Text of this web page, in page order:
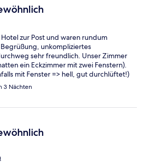
zur Post und waren rundum
unkompliziertes
sehr freundlich. Unser Zimmer
ein Eckzimmer mit zwei Fenstern).
mit Fenster => hell, gut durchlüftet!)
Die Betten waren sehr gemütlich,
Die Fenster konnten nachts
Sekt, Säfte, Likörchen). Alles zu zivilen
man nicht zum Kiosk oder Späti laufen
Keine Abzocke! Sehr
alles frisch: Brötchen/Brot, kleine
gekochte Eier
Obst, Saft, Cerealien, Joghurt,
3 Nächten